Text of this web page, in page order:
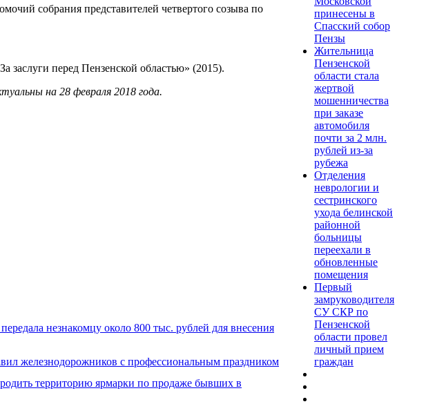
собрания представителей четвертого созыва по
заслуги перед Пензенской областью» (2015).
на 28 февраля 2018 года.
незнакомцу около 800 тыс. рублей для внесения
железнодорожников с профессиональным праздником
территорию ярмарки по продаже бывших в
принесены в
Спасский собор
Пензы
Жительница
Пензенской
области стала
жертвой
мошенничества
при заказе
автомобиля
почти за 2 млн.
рублей из-за
рубежа
Отделения
неврологии и
сестринского
ухода белинской
районной
больницы
переехали в
обновленные
помещения
Первый
замруководителя
СУ СКР по
Пензенской
области провел
личный прием
граждан